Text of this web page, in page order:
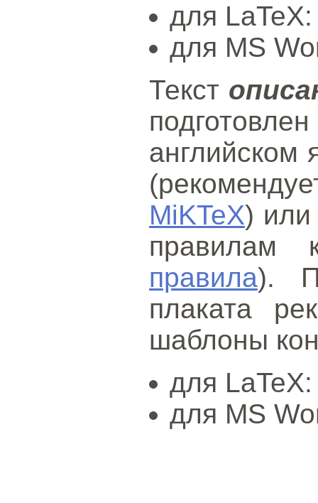
для
для MS
Текст
английском
MiKTeX) или
правилам
правила).
плаката
шаблоны
для
для MS